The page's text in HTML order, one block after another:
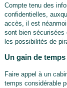
Compte tenu des
confidentielles,
accès, il est
sont bien sécurisées
les possibilités de
Un gain de
Faire appel à un
temps considérable